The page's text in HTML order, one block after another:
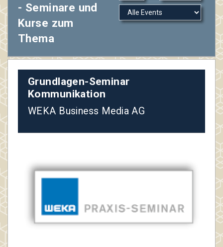
- Seminare und
Kurse zum
Thema
Grundlagen-Seminar
Kommunikation
WEKA Business Media AG